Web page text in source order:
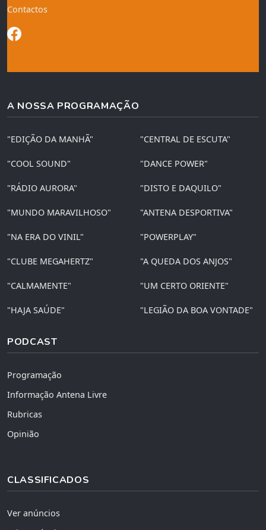
Contactos
A NOSSA PROGRAMAÇÃO
"EDIÇÃO DA MANHÃ" "CENTRAL DE ESCUTA"
"COOL SOUND" "DANCE POWER"
"RÁDIO AURORA" "DISTO E DAQUILO"
"MUNDO MARAVILHOSO" "ANTENA DESPORTIVA"
"NA ERA DO VINIL" "POWERPLAY"
"CLUBE MEGAHERTZ" "A QUEDA DOS ANJOS"
"CALMAMENTE" "UM CERTO ORIENTE"
"HAJA SAÚDE" "LEGIÃO DA BOA VONTADE"
PODCAST
Programação
Informação Antena Livre
Rubricas
Opinião
CLASSIFICADOS
Ver anúncios